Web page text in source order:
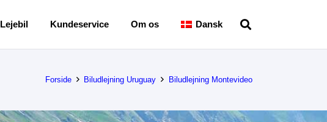
Lejebil Kundeservice Om os Dansk
Forside Biludlejning Uruguay Biludlejning Montevideo